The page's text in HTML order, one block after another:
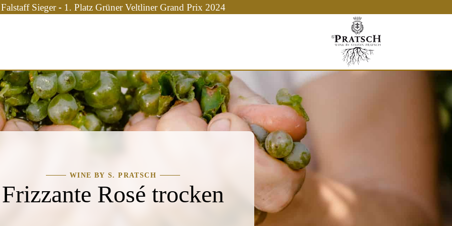
Falstaff Sieger - 1. Platz Grüner Veltliner Grand Prix 2024
WINE BY S. PRATSCH
Frizzante Rosé trocken